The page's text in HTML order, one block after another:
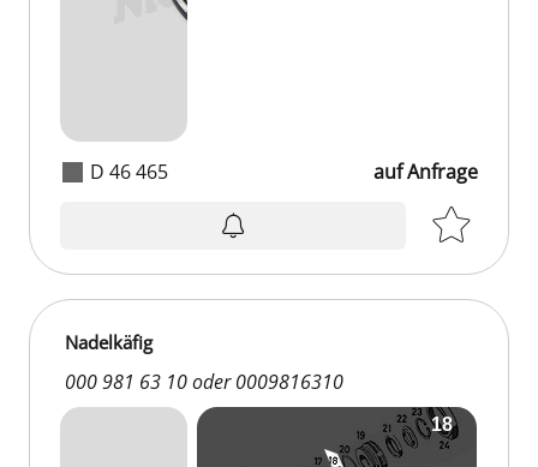
D 46 465 auf Anfrage
Nadelkäfig
000 981 63 10 oder 0009816310